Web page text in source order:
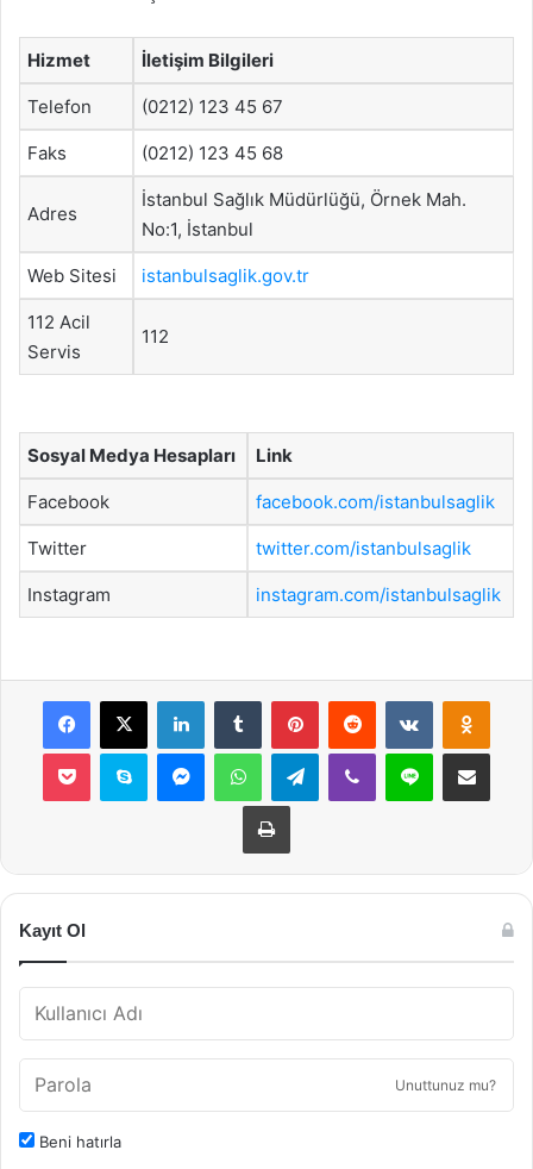
Hizmet İletişim Bilgileri
Telefon (0212) 123 45 67
Faks (0212) 123 45 68
Adres
İstanbul Sağlık Müdürlüğü, Örnek Mah.
No:1, İstanbul
Web Sitesi istanbulsaglik.gov.tr
112 Acil
Servis
112
Sosyal Medya Hesapları Link
Facebook facebook.com/istanbulsaglik
Twitter twitter.com/istanbulsaglik
Instagram instagram.com/istanbulsaglik
Facebook
X LinkedInTumblr PinterestReddit VKontakte
Pocket Skype MessengerWhatsAppTelegramViber Line E-Posta ile
Yazdır
Kayıt Ol
Unuttunuz mu?
Beni hatırla